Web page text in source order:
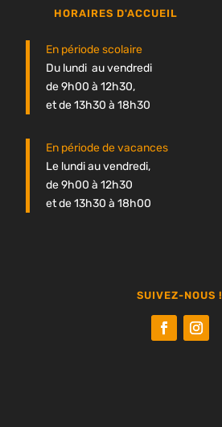
HORAIRES D'ACCUEIL
En période scolaire
Du lundi au vendredi
de 9h00 à 12h30,
et de 13h30 à 18h30
En période de vacances
Le lundi au vendredi,
de 9h00 à 12h30
et de 13h30 à 18h00
SUIVEZ-NOUS !